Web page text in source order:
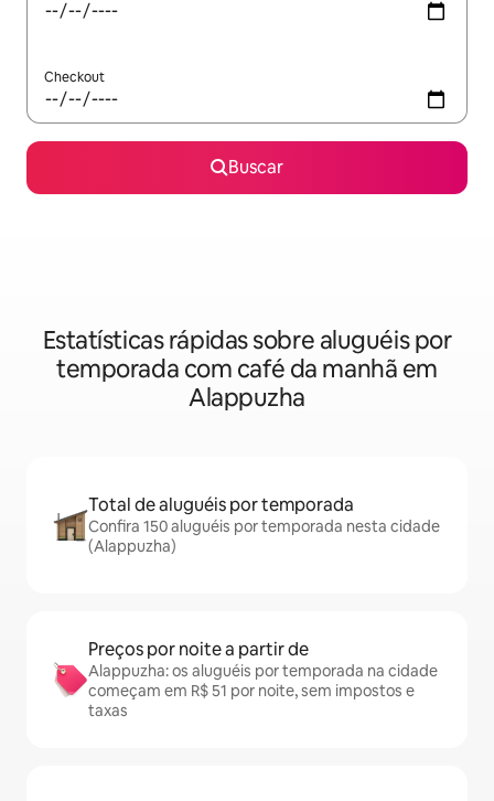
Checkout
Buscar
Estatísticas rápidas sobre aluguéis por
temporada com café da manhã em
Alappuzha
Total de aluguéis por temporada
Confira 150 aluguéis por temporada nesta cidade
(Alappuzha)
Preços por noite a partir de
Alappuzha: os aluguéis por temporada na cidade
começam em R$ 51 por noite, sem impostos e
taxas